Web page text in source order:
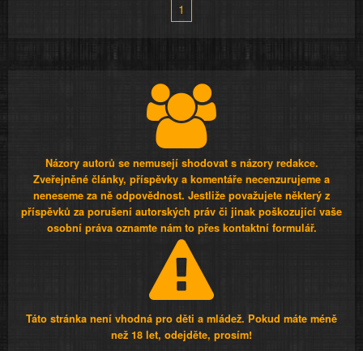
1
Názory autorů se nemusejí shodovat s názory redakce.
Zveřejněné články, příspěvky a komentáře necenzurujeme a
neneseme za ně odpovědnost. Jestliže považujete některý z
příspěvků za porušení autorských práv či jinak poškozující vaše
osobní práva oznamte nám to přes kontaktní formulář.
Táto stránka není vhodná pro děti a mládež. Pokud máte méně
než 18 let, odejděte, prosím!